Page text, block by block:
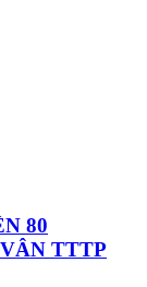
80
TTTP